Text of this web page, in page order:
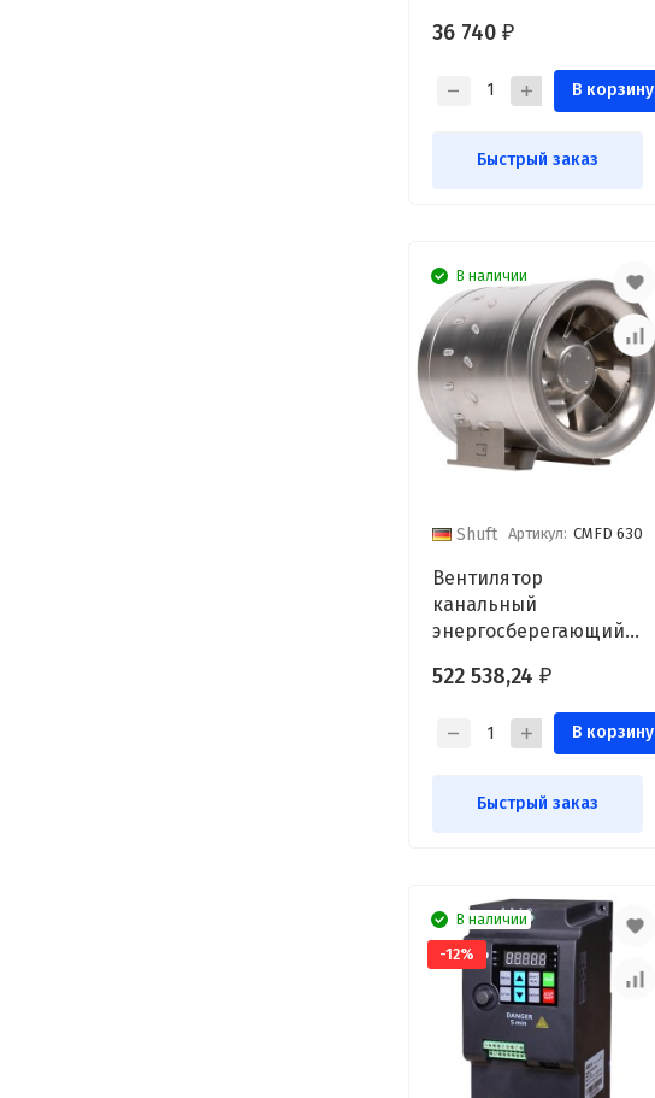
36 740 ₽
В корзину
Быстрый заказ
В наличии
Shuft Артикул: CMFD 630
Вентилятор
канальный
энергосберегающий
522 538,24 ₽
В корзину
Быстрый заказ
-12%
В наличии